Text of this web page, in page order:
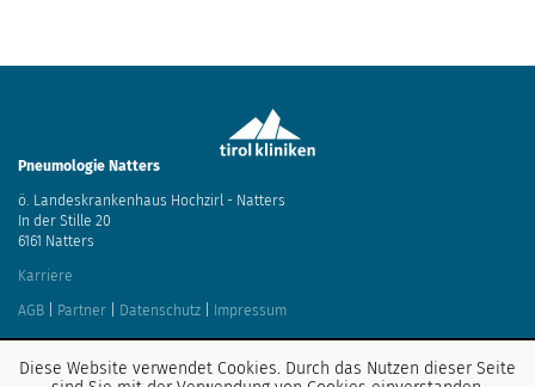
Pneumologie Natters
ö. Landeskrankenhaus Hochzirl - Natters
In der Stille 20
6161 Natters
Karriere
AGB Partner Datenschutz Impressum
Diese Website verwendet Cookies. Durch das Nutzen dieser Seite